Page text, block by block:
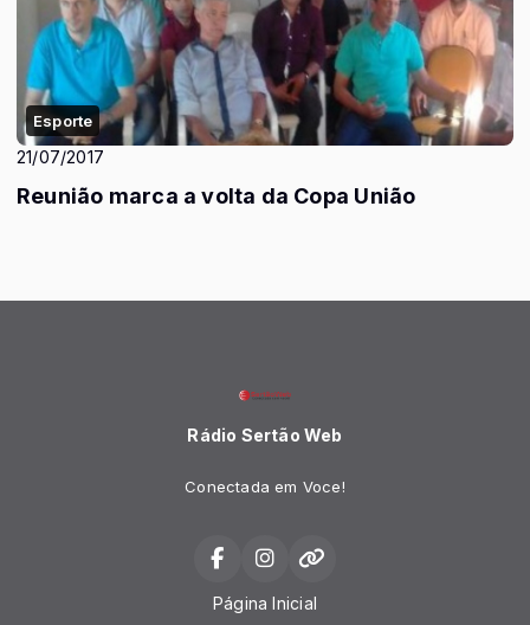
Esporte
21/07/2017
Reunião marca a volta da Copa União
Rádio Sertão Web
Conectada em Voce!
Página Inicial